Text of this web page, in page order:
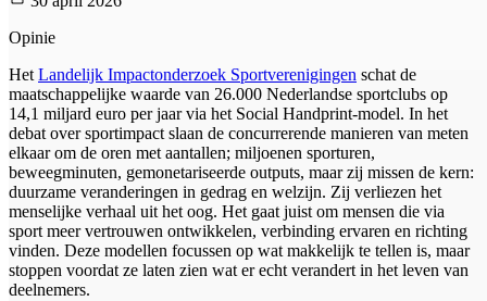
Opinie
HetLandelijk Impactonderzoek Sportverenigingen schat de
maatschappelijke waarde van 26.000 Nederlandse sportclubs op
14,1 miljard euro per jaar via het Social Handprint-model. In het
debat over sportimpact slaan de concurrerende manieren van meten
elkaar om de oren met aantallen; miljoenen sporturen,
beweegminuten, gemonetariseerde outputs, maar zij missen de kern:
duurzame veranderingen in gedrag en welzijn. Zij verliezen het
menselijke verhaal uit het oog. Het gaat juist om mensen die via
sport meer vertrouwen ontwikkelen, verbinding ervaren en richting
vinden. Deze modellen focussen op wat makkelijk te tellen is, maar
stoppen voordat ze laten zien wat er echt verandert in het leven van
deelnemers.